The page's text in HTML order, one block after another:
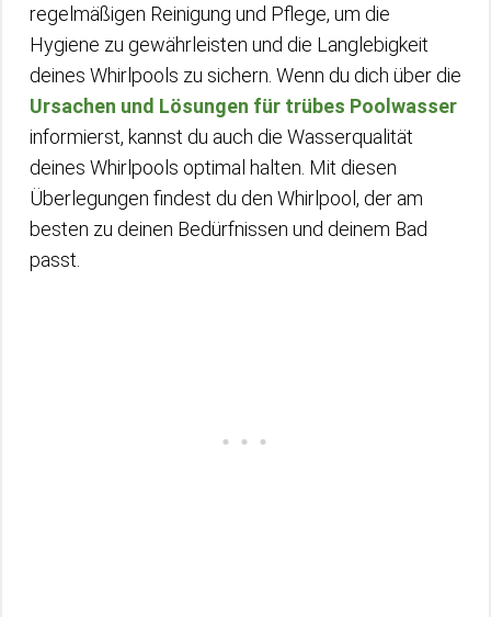
regelmäßigen Reinigung und Pflege, um die
Hygiene zu gewährleisten und die Langlebigkeit
deines Whirlpools zu sichern. Wenn du dich über die
Ursachen und Lösungen für trübes Poolwasser
informierst, kannst du auch die Wasserqualität
deines Whirlpools optimal halten. Mit diesen
Überlegungen findest du den Whirlpool, der am
besten zu deinen Bedürfnissen und deinem Bad
passt.